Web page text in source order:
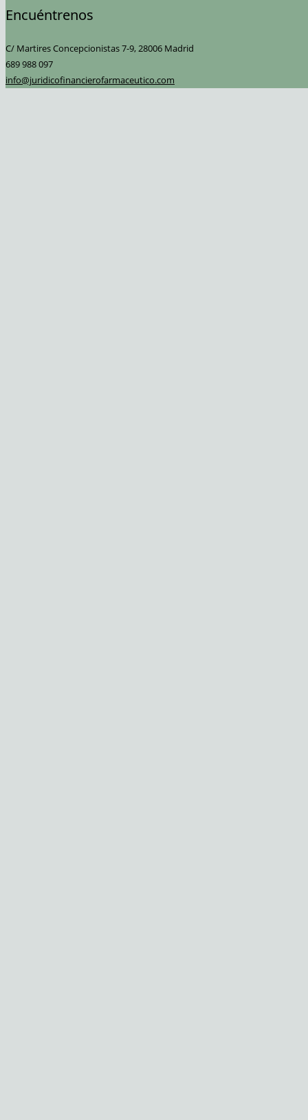
Encuéntrenos
C/ Martires Concepcionistas 7-9, 28006 Madrid
689 988 097
info@juridicofinancierofarmaceutico.com